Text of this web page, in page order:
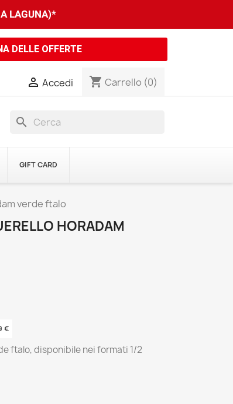
LAGUNA)*
DELLE OFFERTE
 Accedi shopping_cart Carrello (0)
search
GIFT CARD
verde ftalo
HORADAM
€
ftalo, disponibile nei formati 1/2